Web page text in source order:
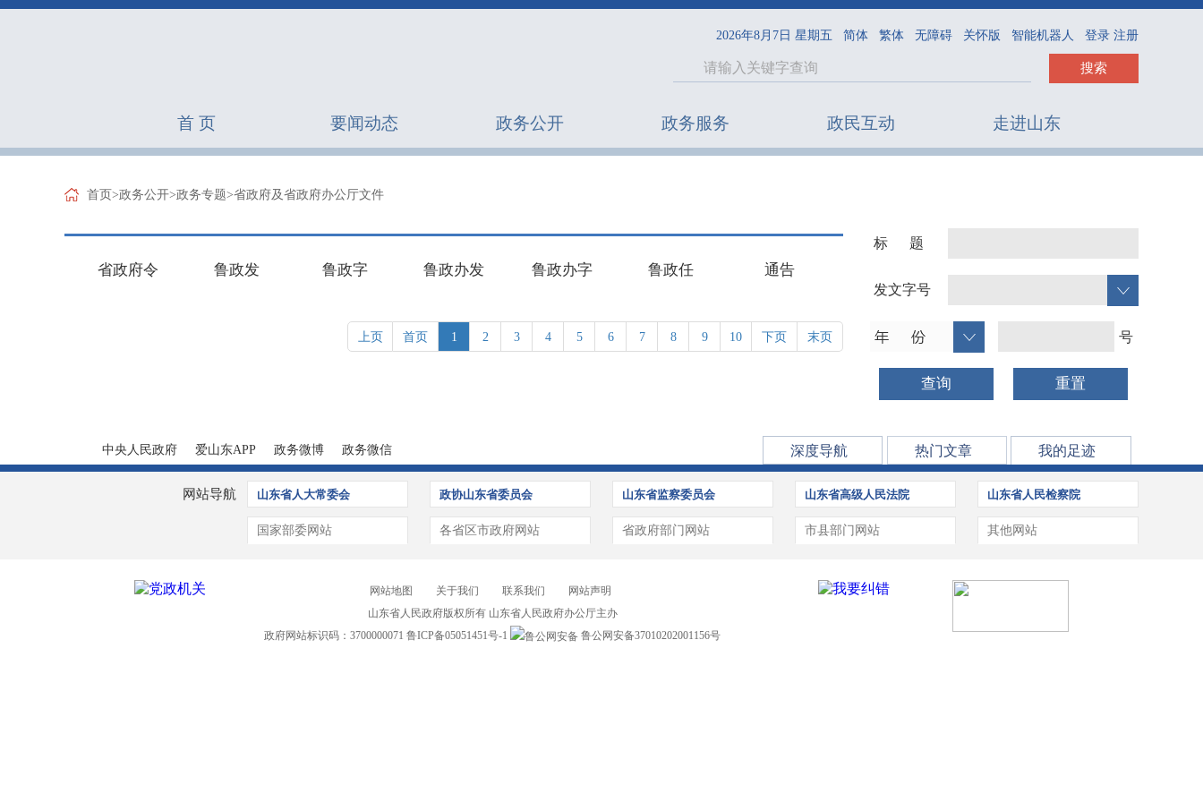
2026年8月7日 星期五 简体 繁体 无障碍 关怀版 智能机器人 登录 注册
搜索
首 页 要闻动态 政务公开 政务服务 政民互动 走进山东
首页 >政务公开>政务专题>省政府及省政府办公厅文件
省政府令 鲁政发 鲁政字 鲁政办发 鲁政办字 鲁政任 通告
上页 首页 1 2 3 4 5 6 7 8 9 10 下页 末页
标 题
发文字号
号
查询 重置
中央人民政府 爱山东APP 政务微博 政务微信 深度导航 热门文章 我的足迹
网站导航 山东省人大常委会 政协山东省委员会 山东省监察委员会 山东省高级人民法院 山东省人民检察院
国家部委网站 各省区市政府网站 省政府部门网站 市县部门网站 其他网站
网站地图 关于我们 联系我们
网站声明
山东省人民政府版权所有 山东省人民政府办公厅主办
政府网站标识码：3700000071 鲁ICP备05051451号-1 鲁公网安备37010202001156号